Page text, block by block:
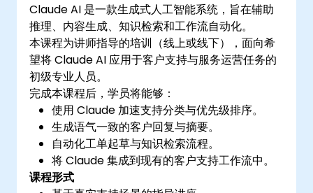
Claude AI 是一款生成式人工智能系统，旨在辅助
推理、内容生成、知识检索和工作流自动化。
本课程为讲师指导的培训（线上或线下），面向希
望将 Claude AI 应用于客户支持与服务运营任务的
初级专业人员。
完成本课程后，学员将能够：
使用 Claude 加速支持分类与优先级排序。
生成语气一致的客户回复与摘要。
自动化工单起草与知识检索流程。
将 Claude 集成到现有的客户支持工作流中。
课程形式